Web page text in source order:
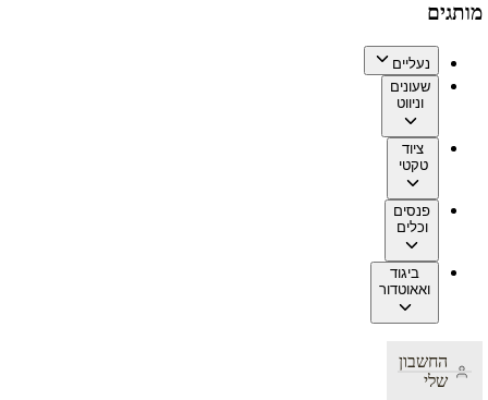
מותגים
נעליים
שעונים
וניווט
ציוד
טקטי
פנסים
וכלים
ביגוד
ואאוטדור
החשבון
שלי